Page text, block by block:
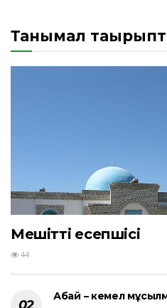
Танымал
Мешіттің есепшісі
44
Абай – кемел